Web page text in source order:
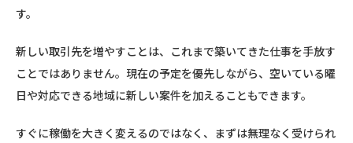
す。
新しい取引先を増やすことは、これまで築いてきた仕事を手放す
ことではありません。現在の予定を優先しながら、空いている曜
日や対応できる地域に新しい案件を加えることもできます。
すぐに稼働を大きく変えるのではなく、まずは無理なく受けられ